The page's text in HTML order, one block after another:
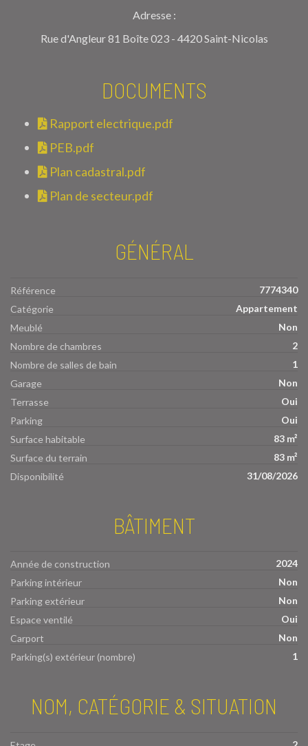
Adresse :
Rue d'Angleur 81 Boîte 023 - 4420 Saint-Nicolas
DOCUMENTS
Rapport electrique.pdf
PEB.pdf
Plan cadastral.pdf
Plan de secteur.pdf
GÉNÉRAL
Référence
7774340
Catégorie
Appartement
Meublé
Non
Nombre de chambres
2
Nombre de salles de bain
1
Garage
Non
Terrasse
Oui
Parking
Oui
Surface habitable
83 m²
Surface du terrain
83 m²
Disponibilité
31/08/2026
BÂTIMENT
Année de construction
2024
Parking intérieur
Non
Parking extérieur
Non
Espace ventilé
Oui
Carport
Non
Parking(s) extérieur (nombre)
1
NOM, CATÉGORIE & SITUATION